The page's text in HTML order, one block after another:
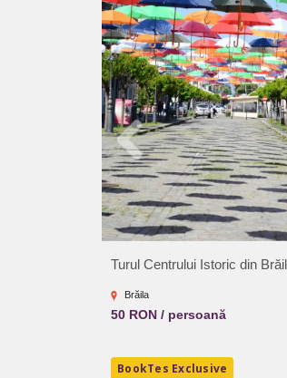
Turul Centrului Istoric din
Brăila
50 RON / persoană
BookTes Exclusive